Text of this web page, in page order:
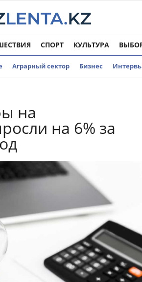
СПОРТ КУЛЬТУРА
Аграрный сектор Бизнес
на
на 6% за